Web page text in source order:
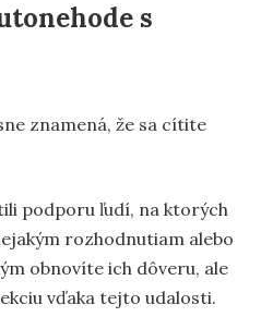
s
znamená, že sa cítite
podporu ľudí, na ktorých
rozhodnutiam alebo
obnovíte ich dôveru, ale
vďaka tejto udalosti.